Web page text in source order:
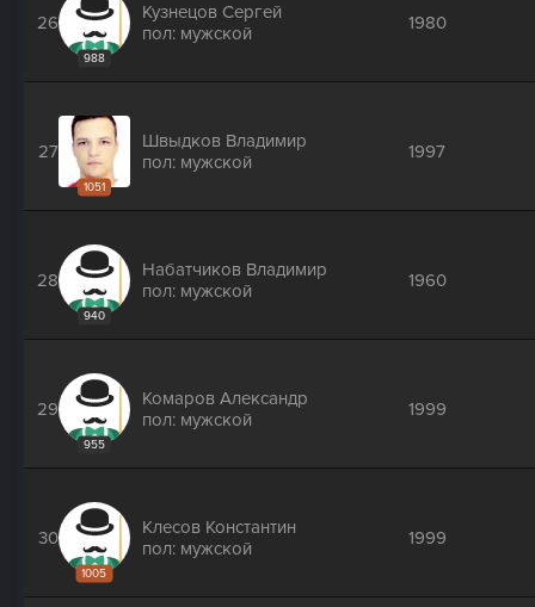
26
988
Кузнецов Сергей
пол: мужской
1980
27
1051
Швыдков Владимир
пол: мужской
1997
28
940
Набатчиков Владимир
пол: мужской
1960
29
955
Комаров Александр
пол: мужской
1999
30
1005
Клесов Константин
пол: мужской
1999